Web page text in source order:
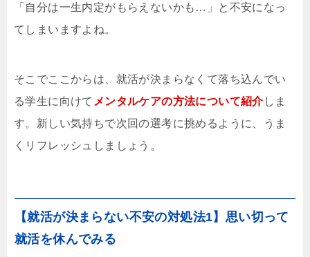
「自分は一生内定がもらえないかも…」と不安になっ
てしまいますよね。
そこでここからは、就活が決まらなくて落ち込んでい
る学生に向けて メンタルケアの方法について紹介しま
す。新しい気持ちで次回の選考に挑めるように、うま
くリフレッシュしましょう。
【就活が決まらない不安の対処法1】思い切って
就活を休んでみる